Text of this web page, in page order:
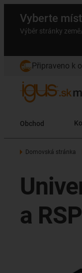
Vyberte
Výběr stránky
Připraveno k
Obchod
Domovská stránka
a RSP